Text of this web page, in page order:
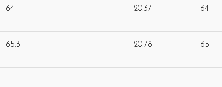
64 20.37 64
65.3 20.78 65